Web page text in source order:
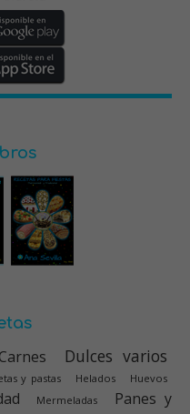
Carnes Dulces varios
y pastas Helados Huevos
Mermeladas
Panes y